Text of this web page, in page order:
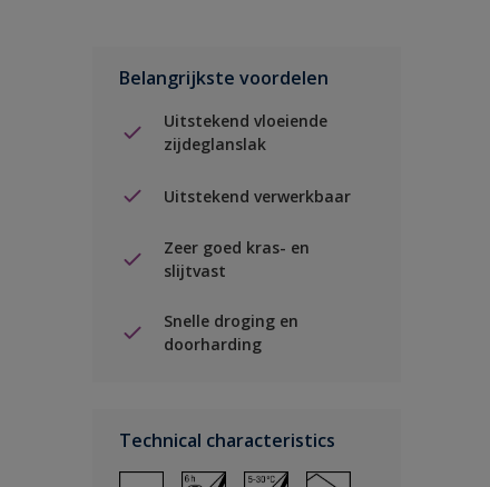
Belangrijkste voordelen
Uitstekend vloeiende
zijdeglanslak
Uitstekend verwerkbaar
Zeer goed kras- en
slijtvast
Snelle droging en
doorharding
Technical characteristics